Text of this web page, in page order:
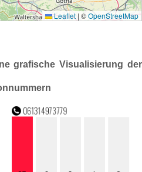
grafische Visualisierung der